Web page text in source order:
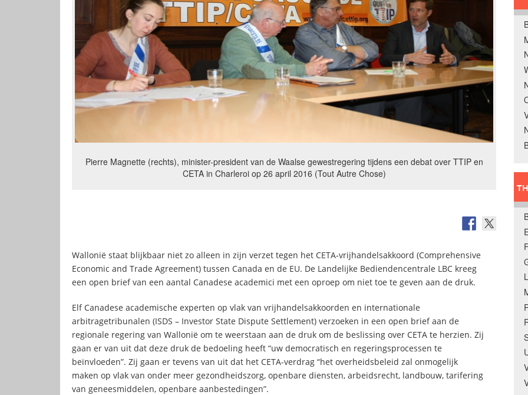
Pierre Magnette (rechts), minister-president van de Waalse gewestregering tijdens een debat over TTIP en
CETA in Charleroi op 26 april 2016 (Tout Autre Chose)
Wallonië staat blijkbaar niet zo alleen in zijn verzet tegen het CETA-vrijhandelsakkoord (Comprehensive
Economic and Trade Agreement) tussen Canada en de EU. De Landelijke Bediendencentrale LBC kreeg
een open brief van een aantal Canadese academici met een oproep om niet toe te geven aan de druk.
Elf Canadese academische experten op vlak van vrijhandelsakkoorden en internationale
arbitragetribunalen (ISDS – Investor State Dispute Settlement) verzoeken in een open brief aan de
regionale regering van Wallonië om te weerstaan aan de druk om de beslissing over CETA te herzien. Zij
gaan er van uit dat deze druk de bedoeling heeft “uw democratisch en regeringsprocessen te
beïnvloeden”. Zij gaan er tevens van uit dat het CETA-verdrag “het overheidsbeleid zal onmogelijk
maken op vlak van onder meer gezondheidszorg, openbare diensten, arbeidsrecht, landbouw, tarifering
van geneesmiddelen, openbare aanbestedingen”.